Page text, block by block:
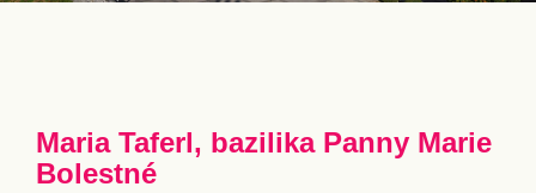
Maria Taferl, bazilika Panny Marie
Bolestné